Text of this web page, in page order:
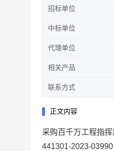
招标单位
中标单位
代理单位
相关产品
联系方式
正文内容
采购百千万工程指
441301-2023-03990